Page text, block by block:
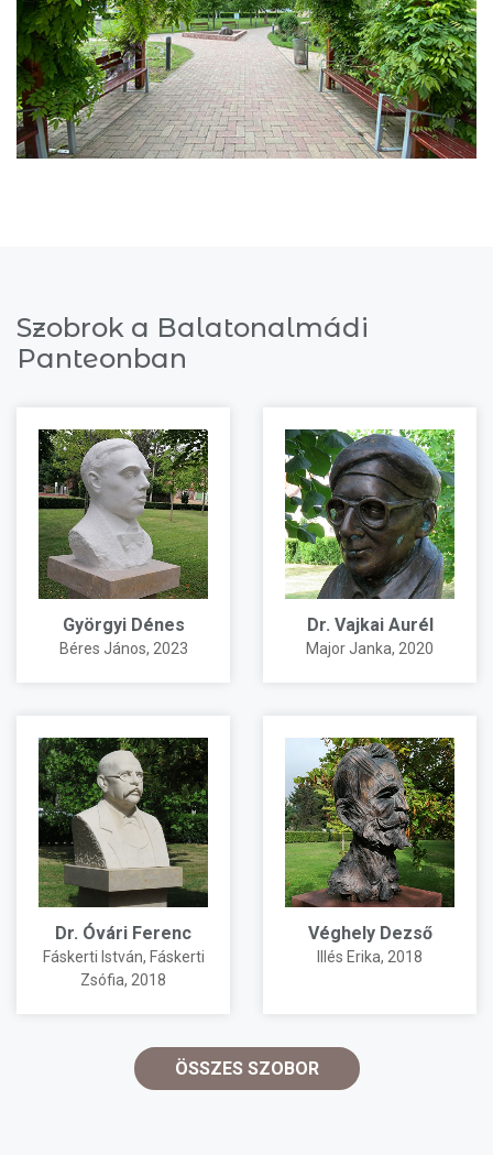
Szobrok a Balatonalmádi
Panteonban
Györgyi Dénes
Béres János, 2023
Dr. Vajkai Aurél
Major Janka, 2020
Dr. Óvári Ferenc
Fáskerti István, Fáskerti
Zsófia, 2018
Véghely Dezső
Illés Erika, 2018
ÖSSZES SZOBOR